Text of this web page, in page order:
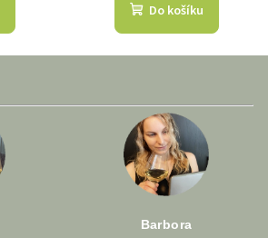
Do košíku
Barbora